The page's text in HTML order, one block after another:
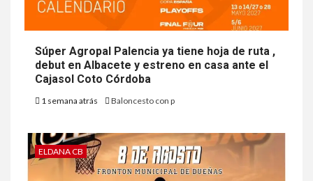
Súper Agropal Palencia ya tiene hoja de ruta ,
debut en Albacete y estreno en casa ante el
Cajasol Coto Córdoba
1 semana atrás Baloncesto con p
ELDANA CB